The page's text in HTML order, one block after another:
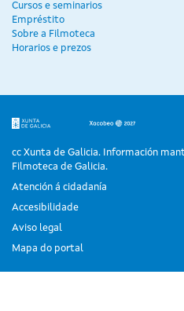
Cursos e seminarios
Empréstito
Sobre a Filmoteca
Horarios e prezos
cc Xunta de Galicia. Información
Filmoteca de Galicia.
Atención á cidadanía
Accesibilidade
Aviso legal
Mapa do portal